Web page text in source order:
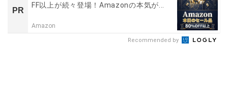
PR
FF以上が続々登場！Amazonの本気が...
Amazon
Recommended by